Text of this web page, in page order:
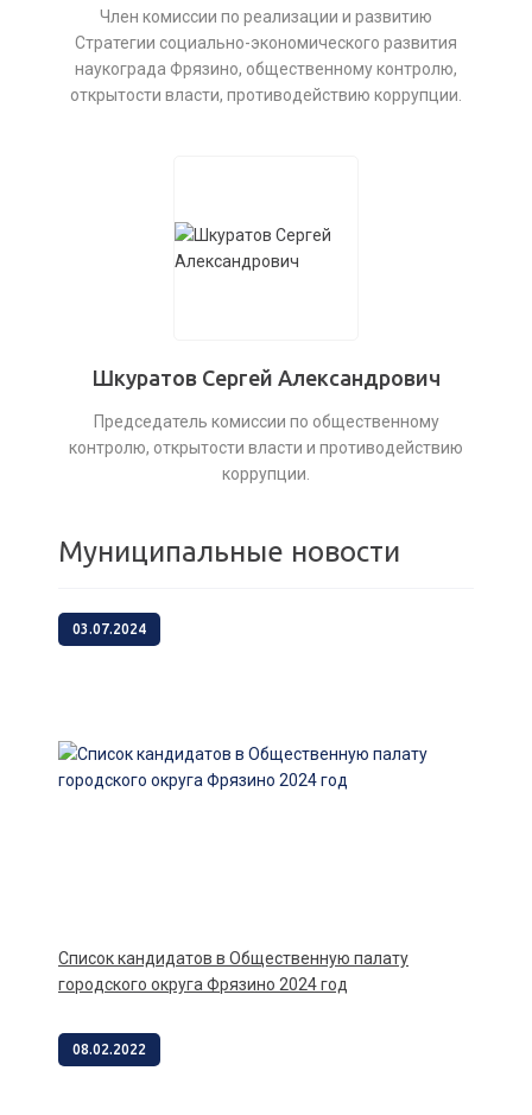
Член комиссии по реализации и развитию
Стратегии социально-экономического развития
наукограда Фрязино, общественному контролю,
открытости власти, противодействию коррупции.
Шкуратов Сергей Александрович
Председатель комиссии по общественному
контролю, открытости власти и противодействию
коррупции.
Муниципальные новости
03.07.2024
Список кандидатов в Общественную палату
городского округа Фрязино 2024 год
08.02.2022